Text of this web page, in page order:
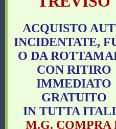
ACQUISTO
INCIDENTATE,
O DA
CON RITIRO
IMMEDIATO
GRATUITO
IN TUTTA
M.G. COMPRA